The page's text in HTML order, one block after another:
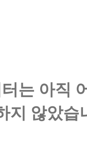
는 아직
지 않았습